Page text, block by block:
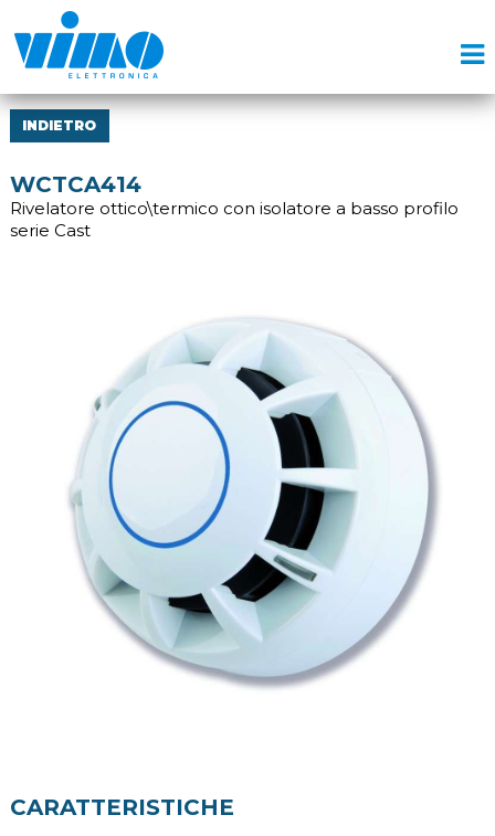
INDIETRO
WCTCA414
Rivelatore ottico\termico con isolatore a basso profilo
serie Cast
CARATTERISTICHE